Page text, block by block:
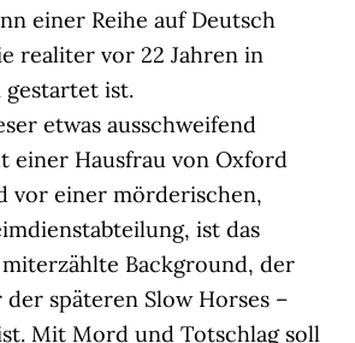
einer Reihe auf Deutsch
realiter vor 22 Jahren in
ist.
etwas ausschweifend
einer Hausfrau von Oxford
vor einer mörderischen,
ist das
Background, der
späteren Slow Horses –
Mit Mord und Totschlag soll